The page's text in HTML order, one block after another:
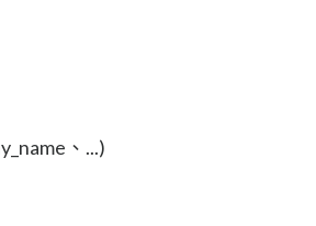
、...)